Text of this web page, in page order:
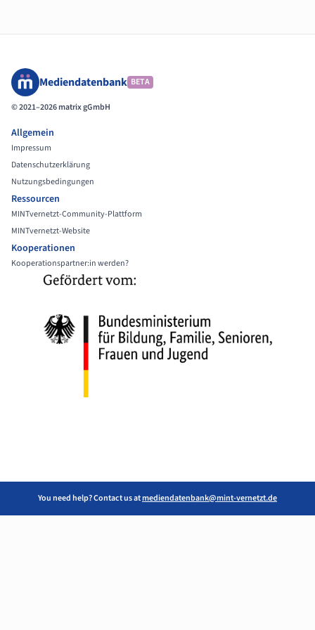
Mediendatenbank BETA
© 2021–2026 matrix gGmbH
Allgemein
Impressum
Datenschutzerklärung
Nutzungsbedingungen
Ressourcen
MINTvernetzt-Community-Plattform
MINTvernetzt-Website
Kooperationen
Kooperationspartner:in werden?
You need help? Contact us atmediendatenbank@mint-vernetzt.de